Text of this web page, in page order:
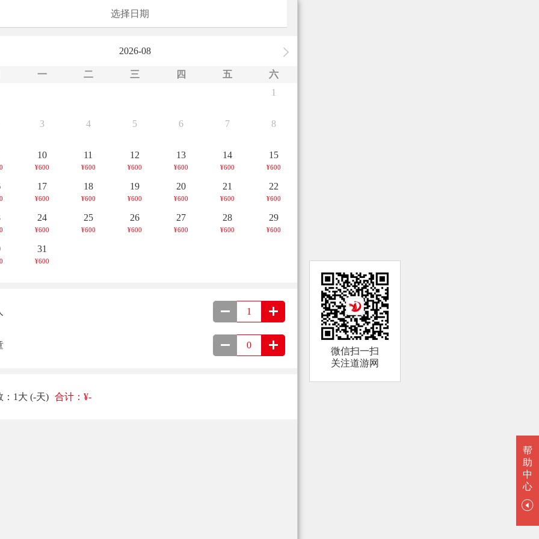
选择日期
2026-08
一 二 三 四 五
六
1
3 4 5 6 7 8
10
¥600
11
¥600
12
¥600
13
¥600
14
¥600
15
¥600
17
¥600
18
¥600
19
¥600
20
¥600
21
¥600
22
¥600
24
¥600
25
¥600
26
¥600
27
¥600
28
¥600
29
¥600
31
¥600
1大 (-天) 合计：¥-
微信扫一扫
关注道游网
帮
助
中
心